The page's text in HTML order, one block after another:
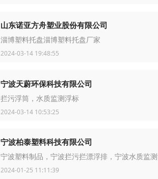
山东诺亚方舟塑业股份有限公司
淄博塑料托盘淄博塑料托盘厂家
2024-03-14 19:48:55
宁波天蔚环保科技有限公司
拦污浮筒，水质监测浮标
2024-03-14 10:53:25
宁波柏泰塑料科技有限公司
宁波塑料制品，宁波拦污拦漂浮排，宁波水质监
2024-01-25 11:11:39